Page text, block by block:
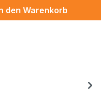
den
den Warenkorb